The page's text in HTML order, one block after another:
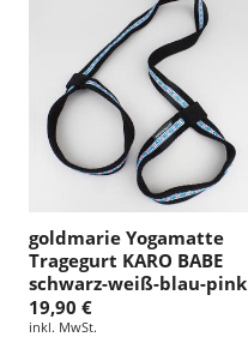
goldmarie Yogamatte
Tragegurt KARO BABE
schwarz-weiß-blau-pink
19,90 €
inkl. MwSt.